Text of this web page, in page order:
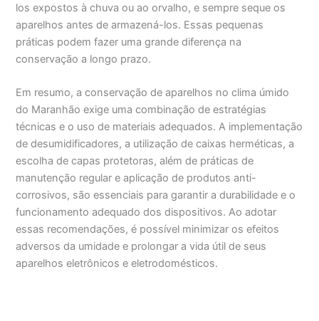
los expostos à chuva ou ao orvalho, e sempre seque os
aparelhos antes de armazená-los. Essas pequenas
práticas podem fazer uma grande diferença na
conservação a longo prazo.
Em resumo, a conservação de aparelhos no clima úmido
do Maranhão exige uma combinação de estratégias
técnicas e o uso de materiais adequados. A implementação
de desumidificadores, a utilização de caixas herméticas, a
escolha de capas protetoras, além de práticas de
manutenção regular e aplicação de produtos anti-
corrosivos, são essenciais para garantir a durabilidade e o
funcionamento adequado dos dispositivos. Ao adotar
essas recomendações, é possível minimizar os efeitos
adversos da umidade e prolongar a vida útil de seus
aparelhos eletrônicos e eletrodomésticos.